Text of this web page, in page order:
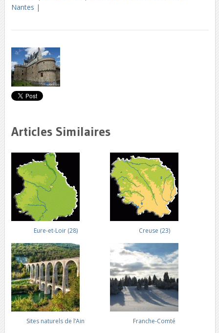
Nantes |
Articles Similaires
Eure-et-Loir (28) Creuse (23)
Sites naturels de l’Ain Franche-Comté